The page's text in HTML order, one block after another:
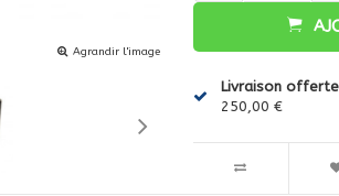
Agrandir l'image
Livraison offerte
250,00 €